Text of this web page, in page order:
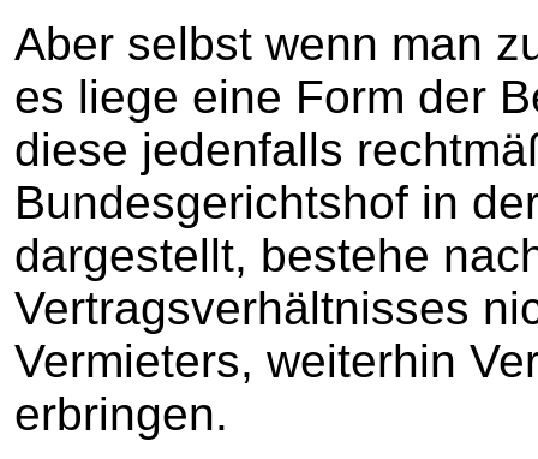
Aber selbst wenn man
es liege eine Form der
diese jedenfalls
Bundesgerichtshof in
dargestellt, bestehe
Vertragsverhältnisses
Vermieters, weiterhin
erbringen.